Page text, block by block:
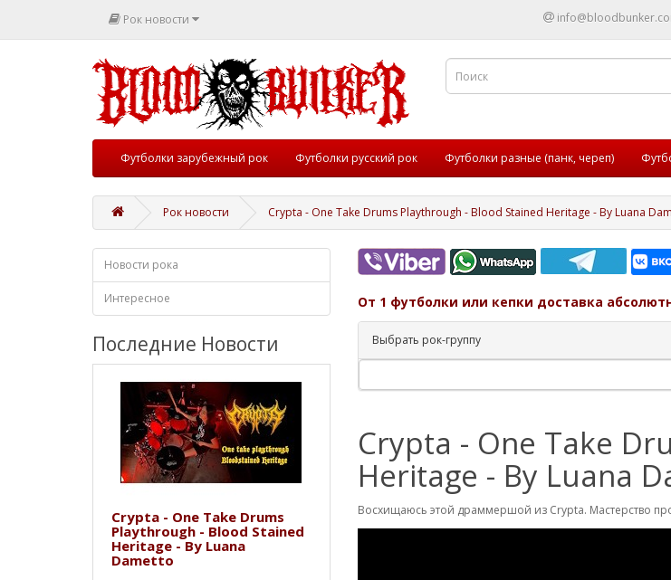
Рок новости
Футболки зарубежный рок Футболки русский рок Футболки разные (панк, череп)
Рок новости Crypta - One Take Drums Playthrough - Blood Stained Heritage - By Luana
Новости рока
Интересное
Последние Новости
Crypta - One Take Drums
Playthrough - Blood Stained
Heritage - By Luana
Dametto
От 1 футболки или кепки доставка
Выбрать рок-группу
Crypta - One Take
Heritage - By Luana
Восхищаюсь этой драммершой из Crypta. Мастерство